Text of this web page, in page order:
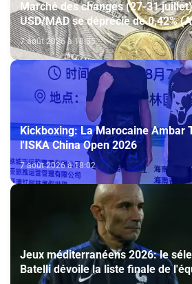
Marché des changes (27-31
USD/MAD se déprécie de 0,42%
7 août 2026 à 18:35
Kickboxing: La Marocaine Ambar
l'ISKA China Open 2026
7 août 2026 à 18:02
Jeux méditerranéens 2026: le
Batelli dévoile la liste finale de